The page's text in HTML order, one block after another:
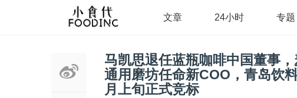
文章 24小时 专题
马凯思退任蓝瓶咖啡中国董事
通用磨坊任命新COO，青岛饮
月上旬正式竞标